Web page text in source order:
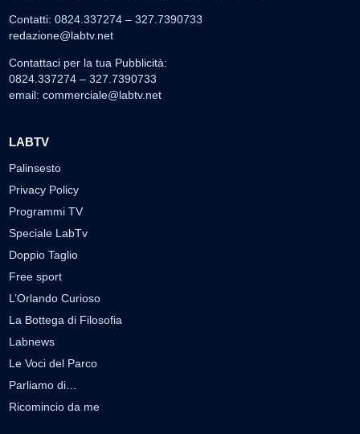
Contatti: 0824.337274 – 327.7390733
redazione@labtv.net
Contattaci per la tua Pubblicità:
0824.337274 – 327.7390733
email: commerciale@labtv.net
LABTV
Palinsesto
Privacy Policy
Programmi TV
Speciale LabTv
Doppio Taglio
Free sport
L’Orlando Curioso
La Bottega di Filosofia
Labnews
Le Voci del Parco
Parliamo di…
Ricomincio da me